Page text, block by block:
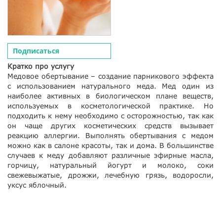
Подписаться
Кратко про услугу
Медовое обертывание – создание парникового эффекта
с использованием натурального меда. Мед один из
наиболее активных в биологическом плане веществ,
используемых в косметологической практике. Но
подходить к нему необходимо с осторожностью, так как
он чаще других косметических средств вызывает
реакцию аллергии. Выполнять обертывания с медом
можно как в салоне красоты, так и дома. В большинстве
случаев к меду добавляют различные эфирные масла,
горчицу, натуральный йогурт и молоко, соки
свежевыжатые, дрожжи, лечебную грязь, водоросли,
уксус яблочный.